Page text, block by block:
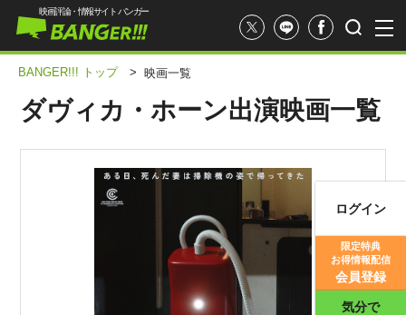
映画記事
映画評価
映画評論・情報サイト バンガー
ログイン
限定特典
お得情報配信
会員登録
気分で
BANGER!!! トップ > 映画一覧
ダヴィカ・ホーン出演映画一覧